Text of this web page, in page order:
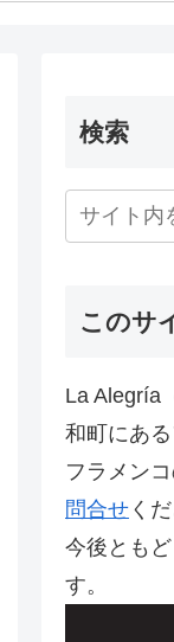
検索
このサ
La Alegría
和町にあ
フラメン
問合せ く
今後とも
す。